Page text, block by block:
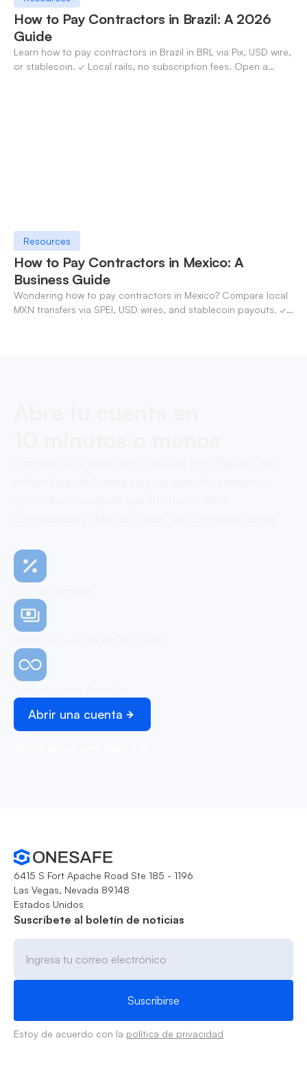
How to Pay Contractors in Brazil: A 2026
Guide
Learn how to pay contractors in Brazil in BRL via Pix, USD wire,
or stablecoin. ✓ Local rails, no subscription fees. Open a
Resources
How to Pay Contractors in Mexico: A
Business Guide
Wondering how to pay contractors in Mexico? Compare local
MXN transfers via SPEI, USD wires, and stablecoin payouts. ✓
Abrir una cuenta
6415 S Fort Apache Road Ste 185 - 1196
Las Vegas, Nevada 89148
Estados Unidos
Suscríbete al boletín de noticias
Estoy de acuerdo con la política de privacidad